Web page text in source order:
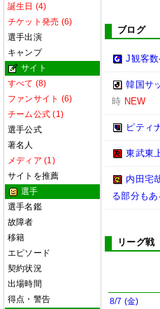
誕生日 (4)
チケット発売 (6)
選手出演
キャンプ
サイト
すべて (8)
ファンサイト (6)
チーム公式 (1)
選手公式
著名人
メディア (1)
サイトを推薦
選手
選手名鑑
故障者
移籍
エピソード
契約状況
出場時間
得点・警告
ブログ
J観客
韓国サ
時 NEW
ピティ
東武東
内田宅
る部分も
リーグ戦
8/7 (金)